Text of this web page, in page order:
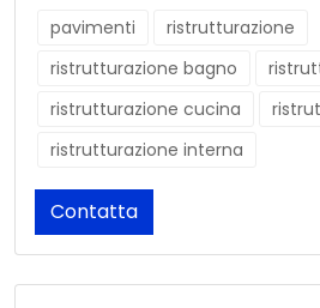
pavimenti
ristrutturazione
ristrutturazione bagno
ristrutturazione cucina
ristrutturazione interna
Contatta